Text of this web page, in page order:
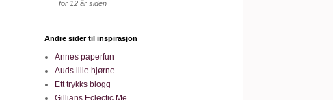
for 12 år siden
Andre sider til inspirasjon
Annes paperfun
Auds lille hjørne
Ett trykks blogg